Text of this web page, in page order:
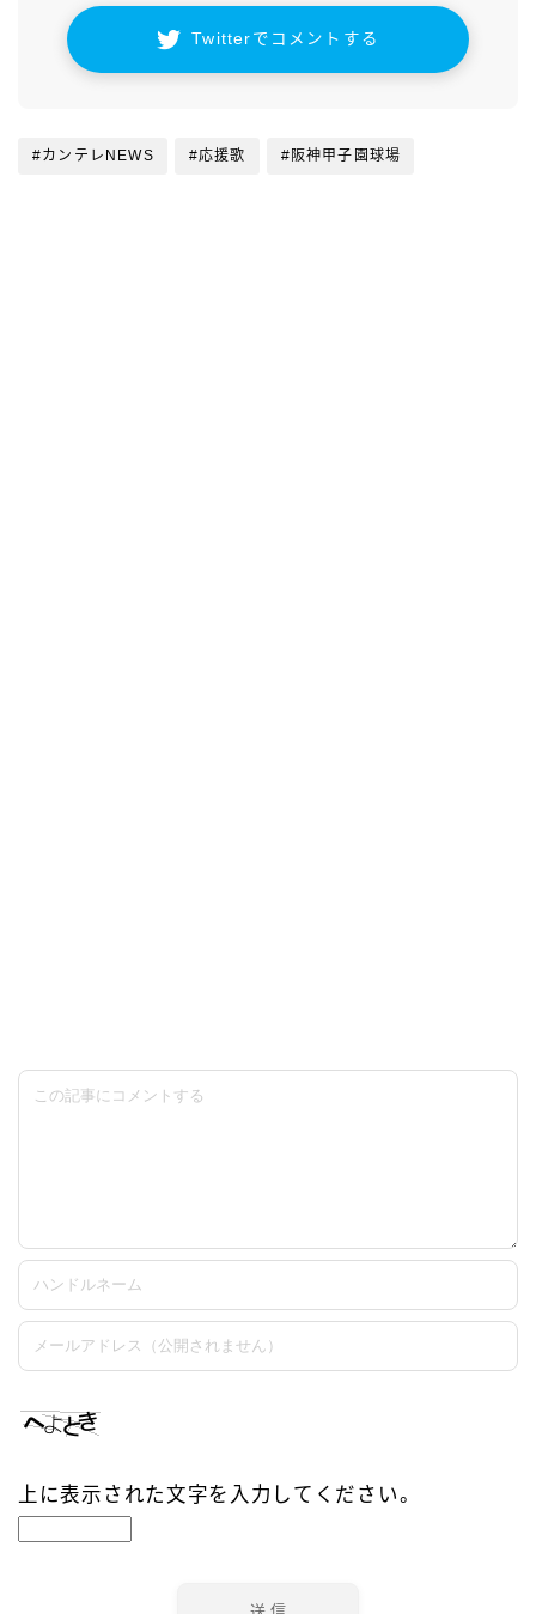
Twitterでコメントする
#カンテレNEWS #応援歌 #阪神甲子園球場
上に表示された文字を入力してください。